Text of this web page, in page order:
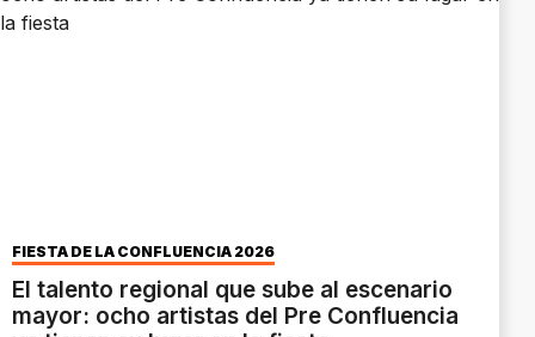
FIESTA DE LA CONFLUENCIA 2026
El talento regional que sube al escenario
mayor: ocho artistas del Pre Confluencia